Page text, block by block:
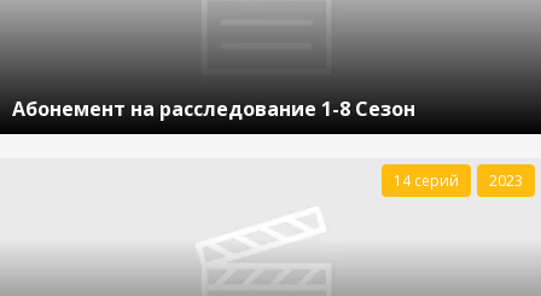
Абонемент на расследование 1-8 Сезон
14 серий 2023